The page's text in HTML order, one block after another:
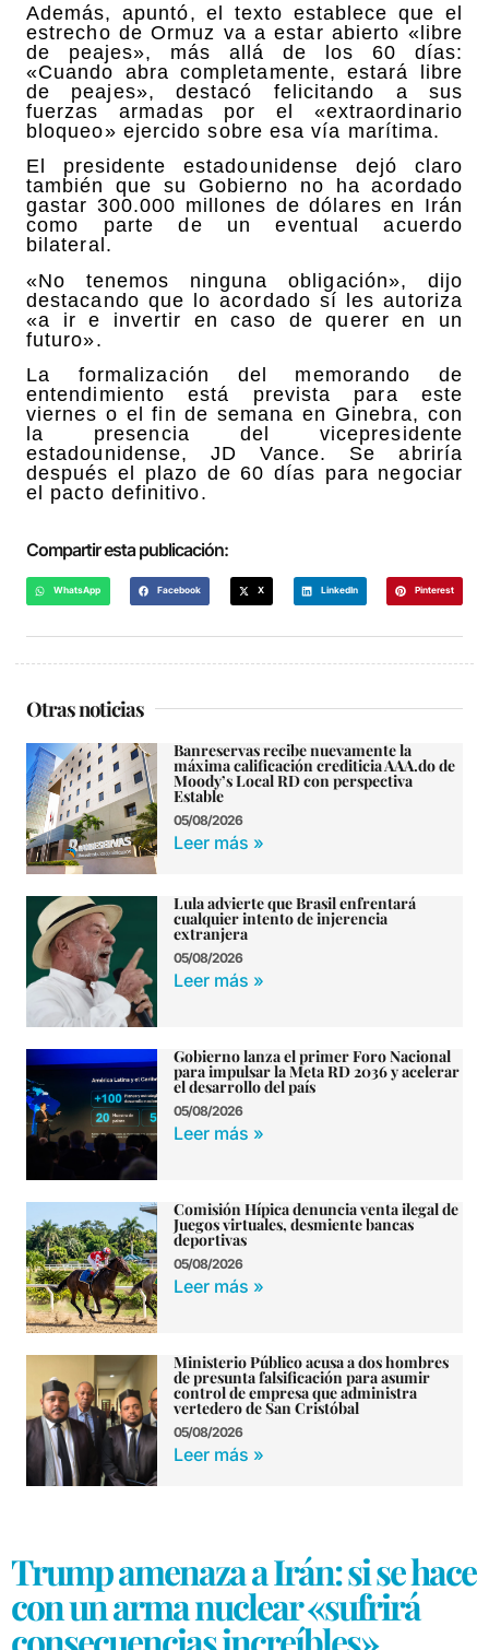
Además, apuntó, el texto establece que el
estrecho de Ormuz va a estar abierto «libre
de peajes», más allá de los 60 días:
«Cuando abra completamente, estará libre
de peajes», destacó felicitando a sus
fuerzas armadas por el «extraordinario
bloqueo» ejercido sobre esa vía marítima.
El presidente estadounidense dejó claro
también que su Gobierno no ha acordado
gastar 300.000 millones de dólares en Irán
como parte de un eventual acuerdo
bilateral.
«No tenemos ninguna obligación», dijo
destacando que lo acordado sí les autoriza
«a ir e invertir en caso de querer en un
futuro».
La formalización del memorando de
entendimiento está prevista para este
viernes o el fin de semana en Ginebra, con
la presencia del vicepresidente
estadounidense, JD Vance. Se abriría
después el plazo de 60 días para negociar
el pacto definitivo.
Compartir esta publicación:
WhatsApp Facebook X LinkedIn Pinterest
Otras noticias
Banreservas recibe nuevamente la
máxima calificación crediticia AAA.do de
Moody’s Local RD con perspectiva
Estable
05/08/2026
Leer más »
Lula advierte que Brasil enfrentará
cualquier intento de injerencia
extranjera
05/08/2026
Leer más »
Gobierno lanza el primer Foro Nacional
para impulsar la Meta RD 2036 y acelerar
el desarrollo del país
05/08/2026
Leer más »
Comisión Hípica denuncia venta ilegal de
Juegos virtuales, desmiente bancas
deportivas
05/08/2026
Leer más »
Ministerio Público acusa a dos hombres
de presunta falsificación para asumir
control de empresa que administra
vertedero de San Cristóbal
05/08/2026
Leer más »
Trump amenaza a Irán: si se hace
con un arma nuclear «sufrirá
consecuencias increíbles»